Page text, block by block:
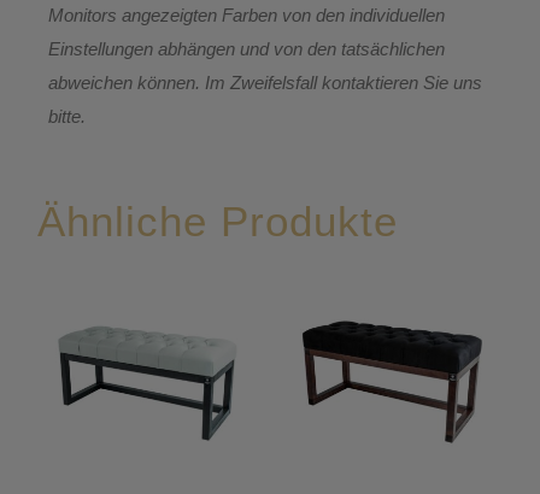
Monitors angezeigten Farben von den individuellen
Einstellungen abhängen und von den tatsächlichen
abweichen können. Im Zweifelsfall kontaktieren Sie uns
bitte.
Ähnliche Produkte